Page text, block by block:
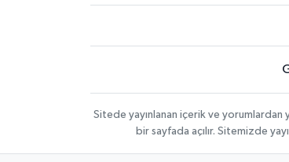
Sitede yayınlanan içerik ve yorumlardan
bir sayfada açılır. Sitemizde